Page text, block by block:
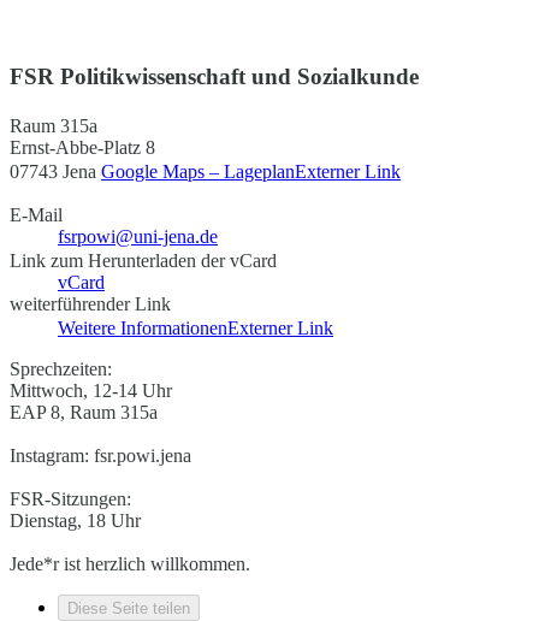
FSR Politikwissenschaft und Sozialkunde
Raum 315a
Ernst-Abbe-Platz 8
07743 Jena Google Maps – LageplanExterner Link
E-Mail
fsrpowi@uni-jena.de
Link zum Herunterladen der vCard
vCard
weiterführender Link
Weitere InformationenExterner Link
Sprechzeiten:
Mittwoch, 12-14 Uhr
EAP 8, Raum 315a
Instagram: fsr.powi.jena
FSR-Sitzungen:
Dienstag, 18 Uhr
Jede*r ist herzlich willkommen.
Diese Seite teilen